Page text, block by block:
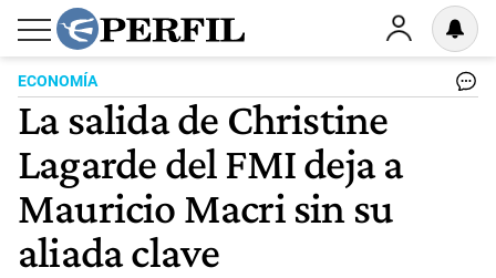
ECONOMÍA
La salida de Christine
Lagarde del FMI deja a
Mauricio Macri sin su
aliada clave